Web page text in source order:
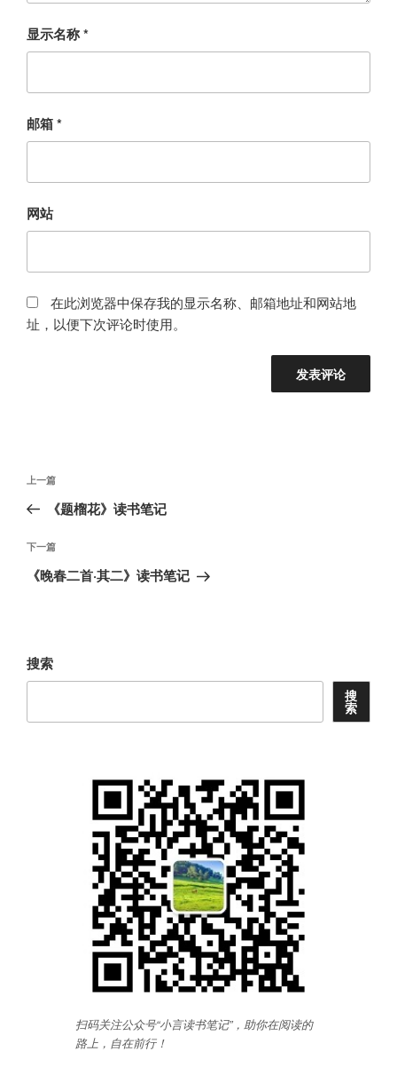
显示名称*
邮箱*
网站
在此浏览器中保存我的显示名称、邮箱地址和网站地
址，以便下次评论时使用。
文
导
航
上
一
文
章
上一篇
《题榴花》读书笔记
下
一
下一篇
《晚春二首·其二》读书笔记
搜索
搜
索
扫码关注公众号“小言读书笔记”，助你在阅读的
路上，自在前行！